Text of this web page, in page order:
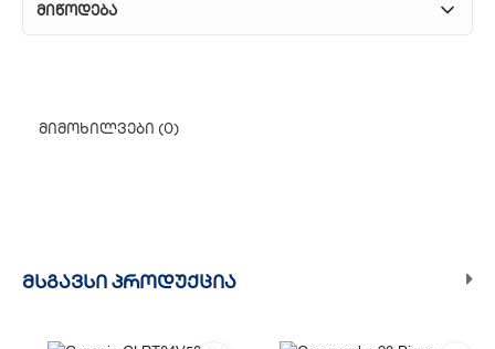
მიწოდება
თბილისის მასშტაბით.
3. საფოსტო მიწოდება
მიმოხილვები (0)
ᲛᲡᲒᲐᲕᲡᲘ ᲞᲠᲝᲓᲣᲥᲪᲘᲐ